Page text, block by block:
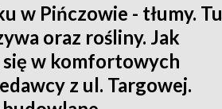
w Pińczowie - tłumy. Tu
oraz rośliny. Jak
w komfortowych
z ul. Targowej.